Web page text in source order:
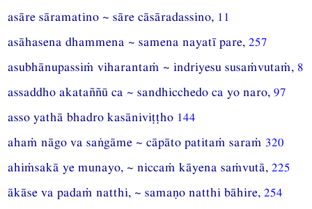
asāre sāramatino ~ sāre cāsāradassino, 11
asāhasena dhammena ~ samena nayatī pare,257
asubhānupassiṁ viharantaṁ ~ indriyesu susaṁvutaṁ, 8
assaddho akataññū ca ~ sandhicchedo ca yo naro,97
asso yathā bhadro kasāniviṭṭho 144
ahaṁ nāgo va saṅgāme ~ cāpāto patitaṁ saraṁ 320
ahiṁsakā ye munayo, ~ niccaṁ kāyena saṁvutā,225
ākāse va padaṁ natthi, ~ samaṇo natthi bāhire,254